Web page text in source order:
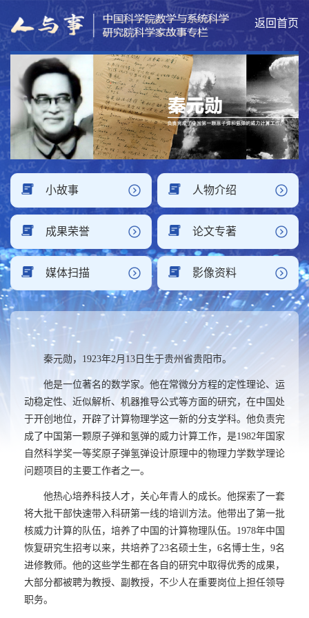
返回首页
小故事 人物介绍
成果荣誉 论文专著
媒体扫描 影像资料
秦元勋， 1923年2月 13 日生于贵州省贵阳市。
他是一位著名的数学家。他在常微分方程的定性理论、运
动稳定性、近似解析、机器推导公式等方面的研究，在中国处
于开创地位，开辟了计算物理学这一新的分支学科。他负责完
成了中国第一颗原子弹和氢弹的威力计算工作，是1982年国家
自然科学奖一等奖原子弹氢弹设计原理中的物理力学数学理论
问题项目的主要工作者之一。
他热心培养科技人才，关心年青人的成长。他探索了一套
将大批干部快速带入科研第一线的培训方法。他带出了第一批
核威力计算的队伍，培养了中国的计算物理队伍。 1978年中国
恢复研究生招考以来，共培养了23名硕士生， 6名博士生， 9名
进修教师。他的这些学生都在各自的研究中取得优秀的成果，
大部分都被聘为教授、副教授，不少人在重要岗位上担任领导
职务。